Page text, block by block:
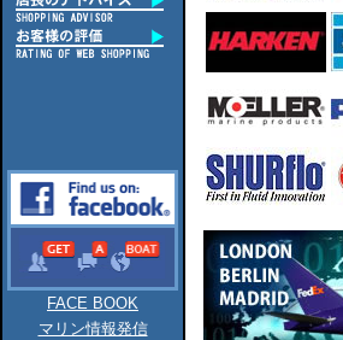
FACE BOOK
マリン情報発信